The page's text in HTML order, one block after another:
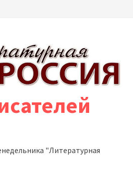
"Литературная